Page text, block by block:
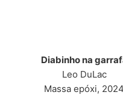
Diabinho na
Leo DuLac
Massa epóxi, 2024